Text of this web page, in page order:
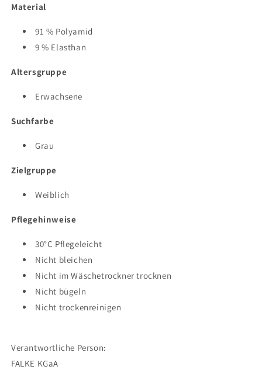
Material
91 % Polyamid
9 % Elasthan
Altersgruppe
Erwachsene
Suchfarbe
Grau
Zielgruppe
Weiblich
Pflegehinweise
30°C Pflegeleicht
Nicht bleichen
Nicht im Wäschetrockner trocknen
Nicht bügeln
Nicht trockenreinigen
Verantwortliche Person:
FALKE KGaA